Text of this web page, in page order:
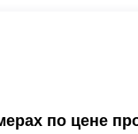
по цене